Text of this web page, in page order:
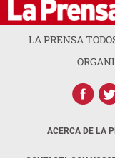
LA PRENSA
ACERCA DE LA